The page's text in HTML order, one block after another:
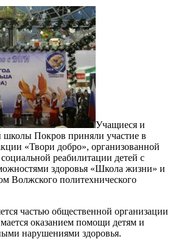
Учащиеся и
школы Покров приняли участие в
«Твори добро», организованной
реабилитации детей с
здоровья «Школа жизни» и
Волжского политехнического
частью общественной организации
оказанием помощи детям и
нарушениями здоровья.